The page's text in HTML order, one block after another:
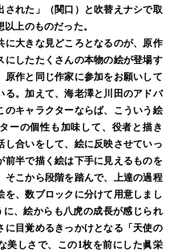
された」（関口）と吹替えナシで取
上のものだった。
に大きな見どころとなるのが、原作
にしたたくさんの本物の絵が登場す
原作と同じ作家に参加をお願いして
る。加えて、海老澤と川田のアドバ
のキャラクターならば、こういう絵
ーの個性も加味して、役者と描き
し合いをして、絵に反映させていっ
前半で描く絵は下手に見えるものを
そこから段階を踏んで、上達の過程
を、数ブロックに分けて用意しまし
、絵からも八虎の成長が感じられ
に目覚めるきっかけとなる「天使の
美しさで、この1枚を前にした眞栄